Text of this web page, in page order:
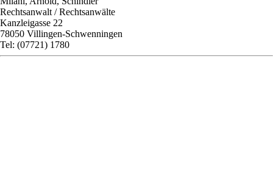
Rechtsanwalt / Rechtsanwälte
Kanzleigasse 22
78050 Villingen-Schwenningen
Tel: (07721) 1780